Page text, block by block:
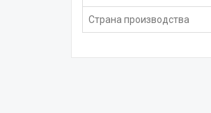
Страна производства